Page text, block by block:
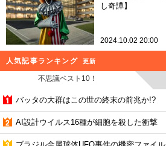
し奇譚】
2024.10.02 20:00
人気記事ランキング 更新
不思議ベスト10！
バッタの大群はこの世の終末の前兆か!?
AI設計ウイルス16種が細胞を殺した衝撃